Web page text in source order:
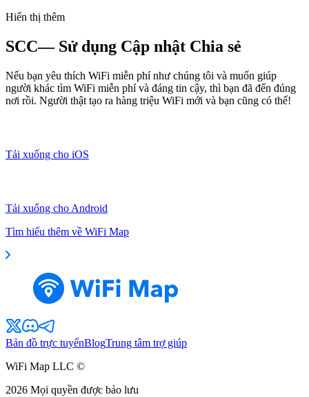
Hiển thị thêm
SCC— Sử dụng Cập nhật Chia sẻ
Nếu bạn yêu thích WiFi miễn phí như chúng tôi và muốn giúp
người khác tìm WiFi miễn phí và đáng tin cậy, thì bạn đã đến đúng
nơi rồi. Người thật tạo ra hàng triệu WiFi mới và bạn cũng có thể!
Tải xuống cho iOS
Tải xuống cho Android
Tìm hiểu thêm về WiFi Map
Bản đồ trực tuyếnBlogTrung tâm trợ giúp
WiFi Map LLC ©
2026 Mọi quyền được bảo lưu